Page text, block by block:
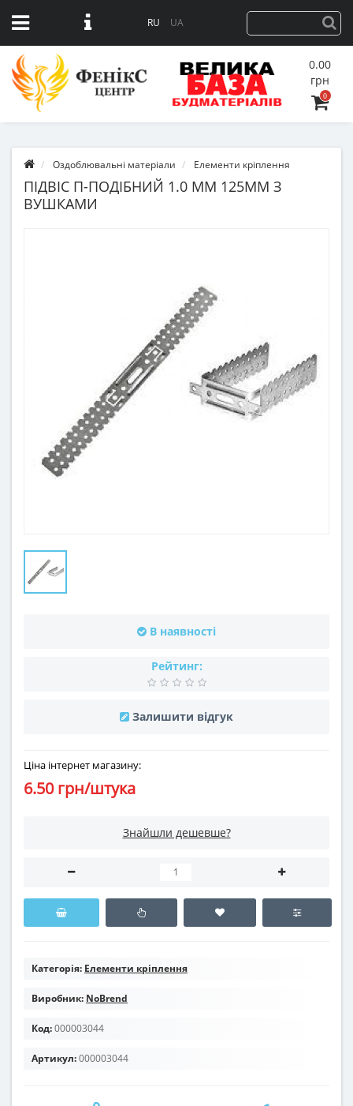
RU UA
0.00
грн
0
Оздоблювальні матеріали Елементи кріплення
ПІДВІС П-ПОДІБНИЙ 1.0 ММ 125ММ З
ВУШКАМИ
В наявності
Рейтинг:
Залишити відгук
Ціна інтернет магазину:
6.50 грн/штука
Знайшли дешевше?
Категорія: Елементи кріплення
Виробник: NoBrend
Код:000003044
Артикул:000003044